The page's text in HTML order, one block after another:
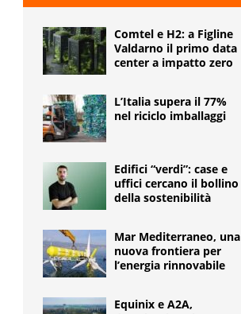
Comtel e H2: a Figline
Valdarno il primo data
center a impatto zero
L’Italia supera il 77%
nel riciclo imballaggi
Edifici “verdi”: case e
uffici cercano il bollino
della sostenibilità
Mar Mediterraneo, una
nuova frontiera per
l’energia rinnovabile
Equinix e A2A,